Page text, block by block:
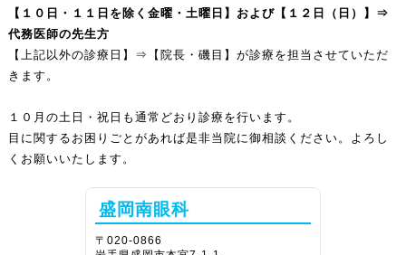
【１０日・１１日を除く金曜・土曜日】および【１２日（日）】⇒
代務医師の先生方
【上記以外の診療日】⇒【院長・磯目】が診療を担当させていただ
きます。
１０月の土日・祝日も通常どおり診療を行います。
目に関するお困りごとがあれば是非当院に御相談ください。よろし
くお願いいたします。
盛岡南眼科
〒020-0866